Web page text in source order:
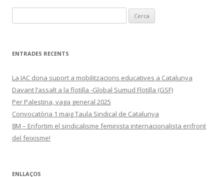
ENTRADES RECENTS
La IAC dona suport a mobilitzacions educatives a Catalunya
Davant l’assalt a la flotilla -Global Sumud Flotilla (GSF)
Per Palestina, vaga general 2025
Convocatòria 1 maig Taula Sindical de Catalunya
8M – Enfortim el sindicalisme feminista internacionalista enfront
del feixisme!
ENLLAÇOS